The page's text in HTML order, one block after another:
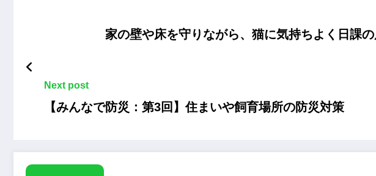
家の壁や床を守りながら、猫に気持ちよく日課
Next post
【みんなで防災：第3回】住まいや飼育場所の防災対策